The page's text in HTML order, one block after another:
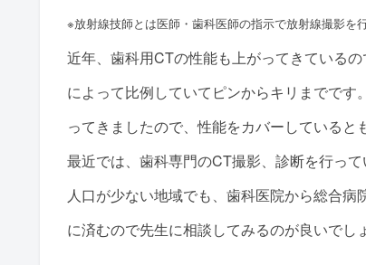
※放射線技師とは医師・歯科医師の指示で放射線撮影を
近年、歯科用CTの性能も上がってきている
によって比例していてピンからキリまでで
ってきましたので、性能をカバーしていると
最近では、歯科専門のCT撮影、診断を行って
人口が少ない地域でも、歯科医院から総合
に済むので先生に相談してみるのが良いでし